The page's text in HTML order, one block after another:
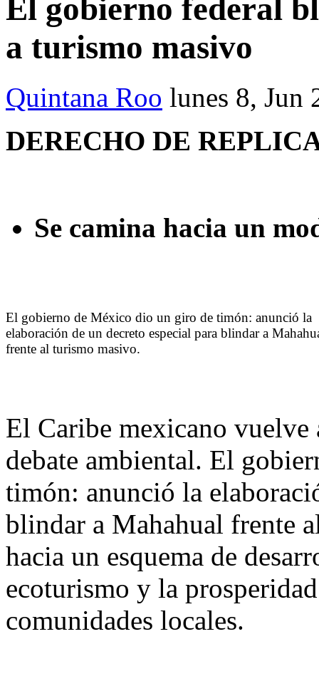
El gobierno federal
a turismo masivo
Quintana Roo lunes 8, Jun
DERECHO DE
Se camina hacia un
El gobierno de México dio un giro de timón: anunció la
elaboración de un decreto especial para blindar a
frente al turismo masivo.
El Caribe mexicano vuelve
debate ambiental. El
timón: anunció la
blindar a Mahahual frente
hacia un esquema de
ecoturismo y la
comunidades locales.